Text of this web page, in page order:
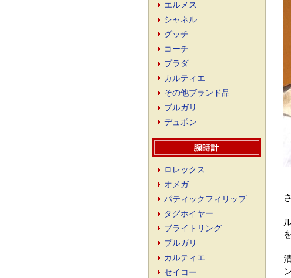
エルメス
シャネル
グッチ
コーチ
プラダ
カルティエ
その他ブランド品
ブルガリ
デュポン
ロレックス
オメガ
パティックフィリップ
タグホイヤー
ブライトリング
ブルガリ
カルティエ
セイコー